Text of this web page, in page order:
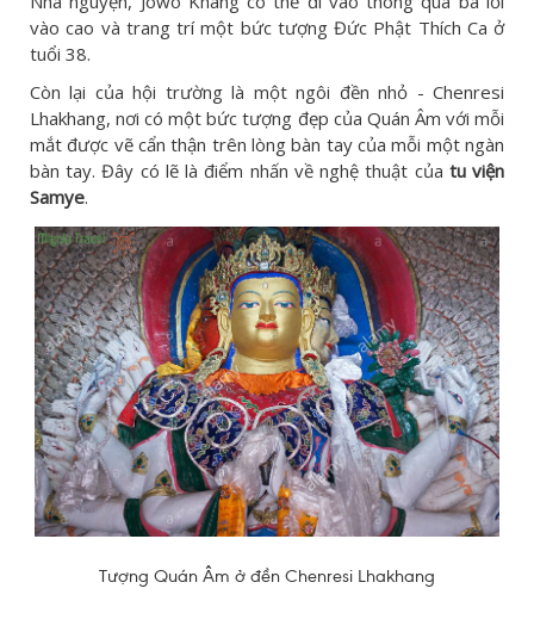
vào cao và trang trí một bức tượng Đức Phật Thích Ca ở
tuổi 38.
Còn lại của hội trường là một ngôi đền nhỏ - Chenresi
Lhakhang, nơi có một bức tượng đẹp của Quán Âm với mỗi
mắt được vẽ cẩn thận trên lòng bàn tay của mỗi một ngàn
bàn tay. Đây có lẽ là điểm nhấn về nghệ thuật của tu viện
Samye.
Tượng Quán Âm ở đền Chenresi Lhakhang